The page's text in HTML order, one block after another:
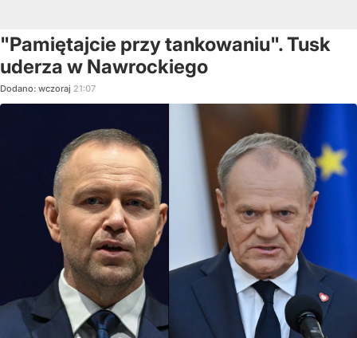
"Pamiętajcie przy tankowaniu". Tusk
uderza w Nawrockiego
Dodano: wczoraj 21:07